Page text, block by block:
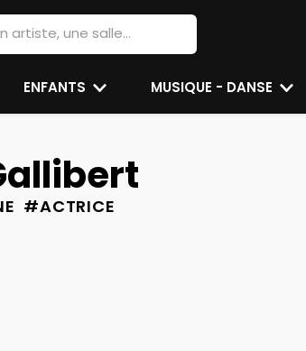
ENFANTS MUSIQUE - DANSE
#ACTRICE